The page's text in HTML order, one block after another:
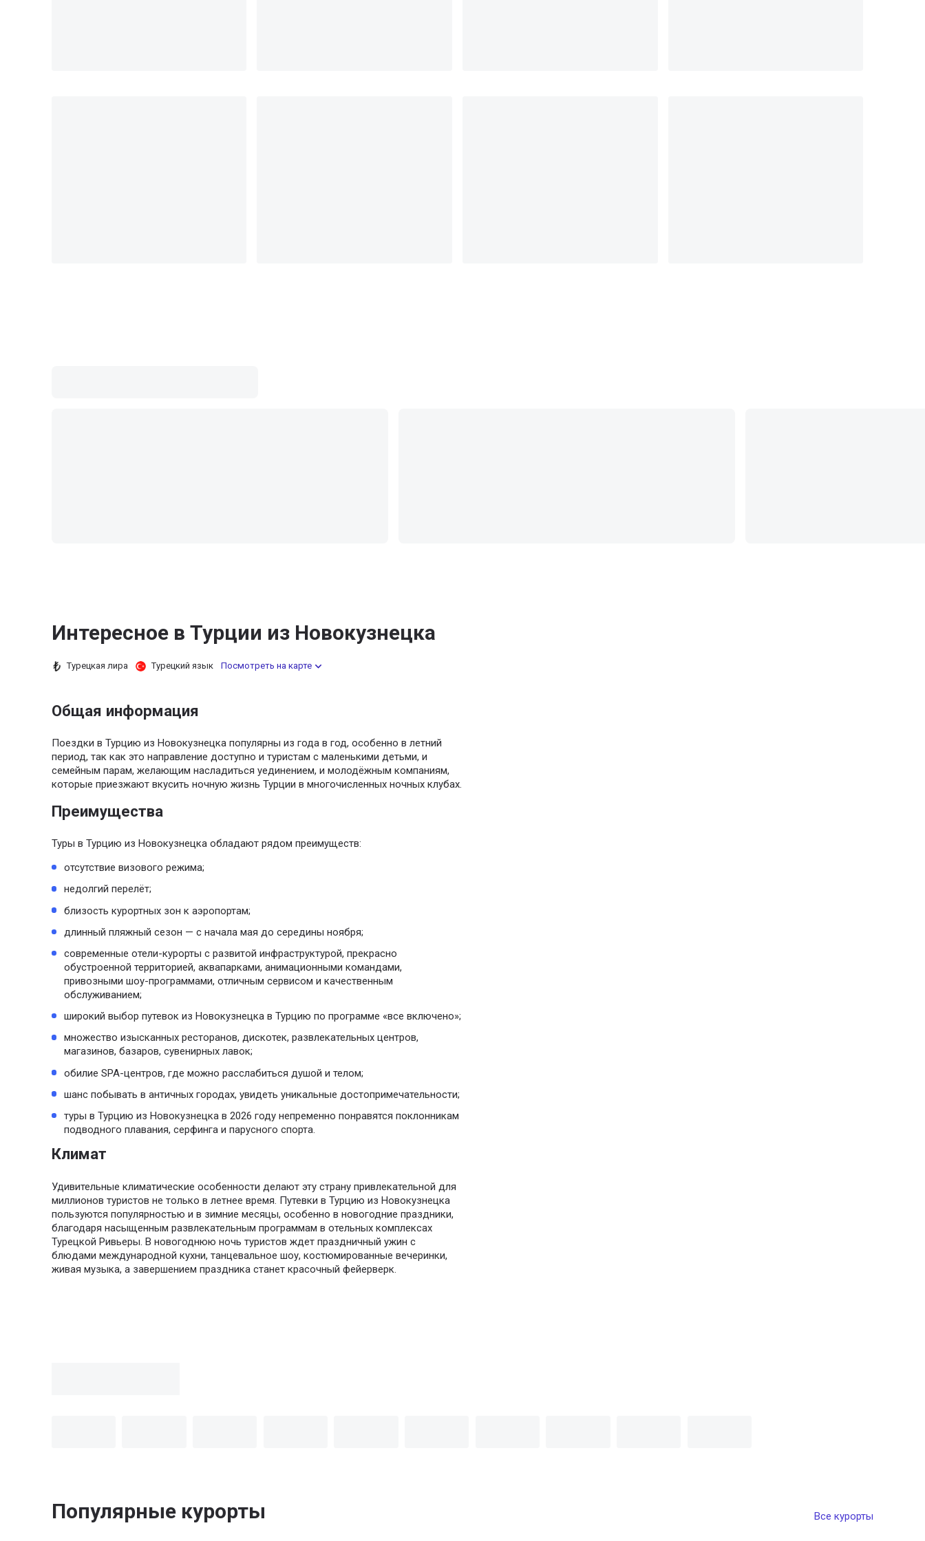
Интересное в Турции из Новокузнецка
Турецкая лира Турецкий язык Посмотреть на карте
Общая информация
Поездки в Турцию из Новокузнецка популярны из года в год, особенно в летний
период, так как это направление доступно и туристам с маленькими детьми, и
семейным парам, желающим насладиться уединением, и молодёжным компаниям,
которые приезжают вкусить ночную жизнь Турции в многочисленных ночных клубах.
Преимущества
Туры в Турцию из Новокузнецка обладают рядом преимуществ:
отсутствие визового режима;
недолгий перелёт;
близость курортных зон к аэропортам;
длинный пляжный сезон — с начала мая до середины ноября;
современные отели-курорты с развитой инфраструктурой, прекрасно
обустроенной территорией, аквапарками, анимационными командами,
привозными шоу-программами, отличным сервисом и качественным
обслуживанием;
широкий выбор путевок из Новокузнецка в Турцию по программе «все включено»;
множество изысканных ресторанов, дискотек, развлекательных центров,
магазинов, базаров, сувенирных лавок;
обилие SPA-центров, где можно расслабиться душой и телом;
шанс побывать в античных городах, увидеть уникальные достопримечательности;
туры в Турцию из Новокузнецка в 2026 году непременно понравятся поклонникам
подводного плавания, серфинга и парусного спорта.
Климат
Удивительные климатические особенности делают эту страну привлекательной для
миллионов туристов не только в летнее время. Путевки в Турцию из Новокузнецка
пользуются популярностью и в зимние месяцы, особенно в новогодние праздники,
благодаря насыщенным развлекательным программам в отельных комплексах
Турецкой Ривьеры. В новогоднюю ночь туристов ждет праздничный ужин с
блюдами международной кухни, танцевальное шоу, костюмированные вечеринки,
живая музыка, а завершением праздника станет красочный фейерверк.
Популярные курорты Все курорты